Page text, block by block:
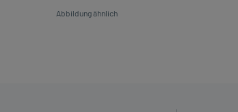
Abbildung ähnlich